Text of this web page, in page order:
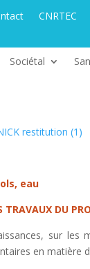
CNRTEC
Sociétal
restitution (1)
eau
DU
sur les
en matière